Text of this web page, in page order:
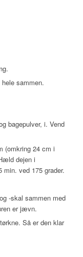
sammen.
bagepulver, i. Vend
(omkring 24 cm i
dejen i
min. ved 175 grader.
-skal sammen med
er jævn.
Så er den klar